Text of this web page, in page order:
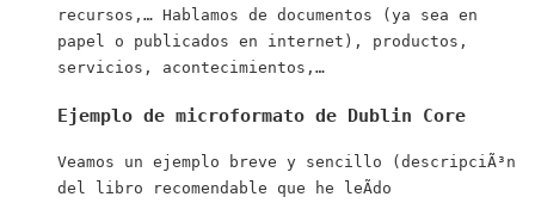
recursos,… Hablamos de documentos (ya sea en
papel o publicados en internet), productos,
servicios, acontecimientos,…
Ejemplo de microformato de Dublin Core
Veamos un ejemplo breve y sencillo (descripciÃ³n
del libro recomendable que he leÃ­do